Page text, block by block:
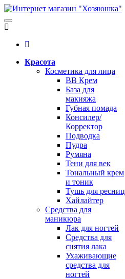
Красота
Косметика для лица
BB Крем
База для
макияжа
Губная помада
Консилер/
Корректор
Подводка
Пудра
Румяна
Тени для век
Тональный крем
и тоник
Тушь для ресниц
Хайлайтер
Средства для
маникюра
Лак для ногтей
Средства для
снятия лака
Ухаживающие
средства для
ногтей